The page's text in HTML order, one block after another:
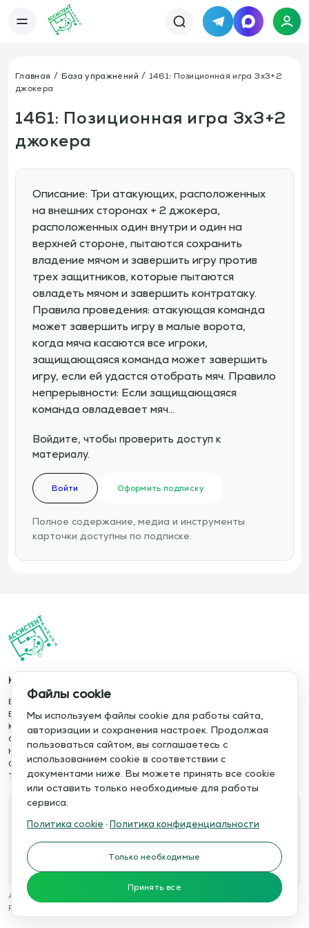
TelegramMAX
Книги
Новости
Отзывы
Политика конфиденциальности
Свяжитесь с нами
Телефон:
TelegramMAX
Главная База упражнений
1461: Позиционная игра 3х3+2
джокера
1461: Позиционная игра 3х3+2
джокера
Описание: Три атакующих, расположенных
на внешних сторонах + 2 джокера,
расположенных один внутри и один на
верхней стороне, пытаются сохранить
владение мячом и завершить игру против
трех защитников, которые пытаются
овладеть мячом и завершить контратаку.
Правила проведения: атакующая команда
может завершить игру в малые ворота,
когда мяча касаются все игроки,
защищающаяся команда может завершить
игру, если ей удастся отобрать мяч. Правило
непрерывности: Если защищающаяся
команда овладевает мяч…
Войдите, чтобы проверить доступ к
материалу.
Войти Оформить подписку
Полное содержание, медиа и инструменты
карточки доступны по подписке.
Каталог
База упражнений
База тренировок
Книги
Статьи
Новости
Обучение сервису
Тактический менеджер
Отзывы
Сотрудничество
Политика конфиденциальности
Политика cookie
Правила использования
Публичная оферта
Телефон:
Электронная почта:
Ассистент тренера © 2015-2026
Разработка сайтов
Файлы cookie
Мы используем файлы cookie для работы сайта,
авторизации и сохранения настроек. Продолжая
пользоваться сайтом, вы соглашаетесь с
использованием cookie в соответствии с
документами ниже. Вы можете принять все cookie
или оставить только необходимые для работы
сервиса.
Политика cookie ·Политика конфиденциальности
Только необходимые
Принять все